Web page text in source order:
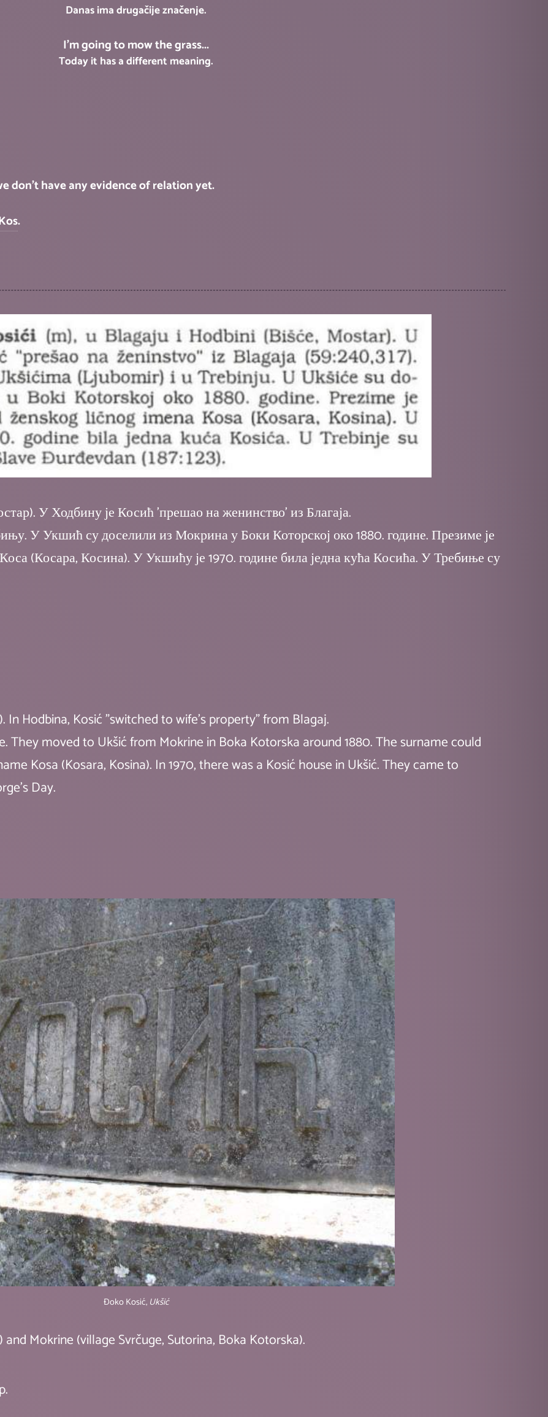
Danas ima drugačije značenje.
I'm goingto mowthe grass...
Today it has a different meaning.
don't have any evidence of relation yet.
.
У Ходбину је Косић 'прешао на женинство' из Благаја.
У Укшић су доселили из Мокрина у Боки Которској око 1880. године. Презиме је
(Косара, Косина). У Укшићу је 1970. године била једна кућа Косића. У Требиње су
In Hodbina, Kosić "switched to wife's property" from Blagaj.
They moved to Ukšić from Mokrine in Boka Kotorska around 1880. The surname could
Kosa (Kosara, Kosina). In 1970, there was a Kosić house in Ukšić. They came to
Day.
Đoko Kosić, Ukšić
Mokrine (village Svrčuge, Sutorina, Boka Kotorska).